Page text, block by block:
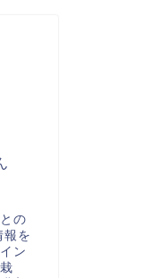
の
を
ン